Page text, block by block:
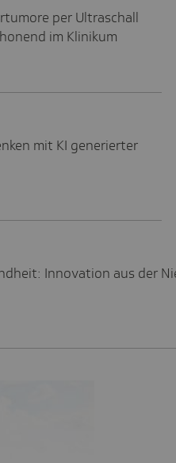
per Ultraschall
im Klinikum
mit KI generierter
Innovation aus der